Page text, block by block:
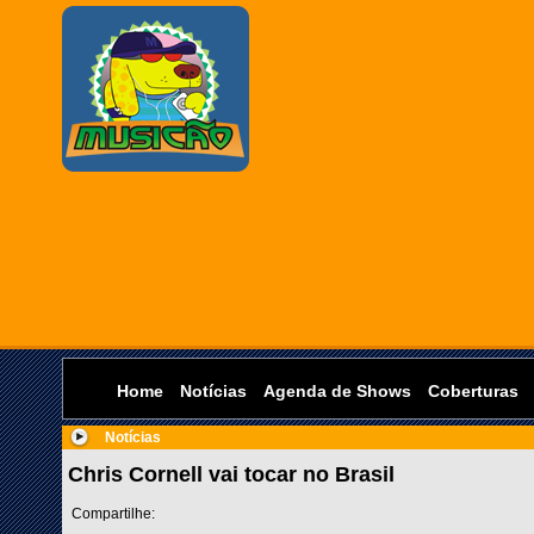
Home Notícias Agenda de Shows Coberturas
Notícias
Chris Cornell vai tocar no Brasil
Compartilhe: